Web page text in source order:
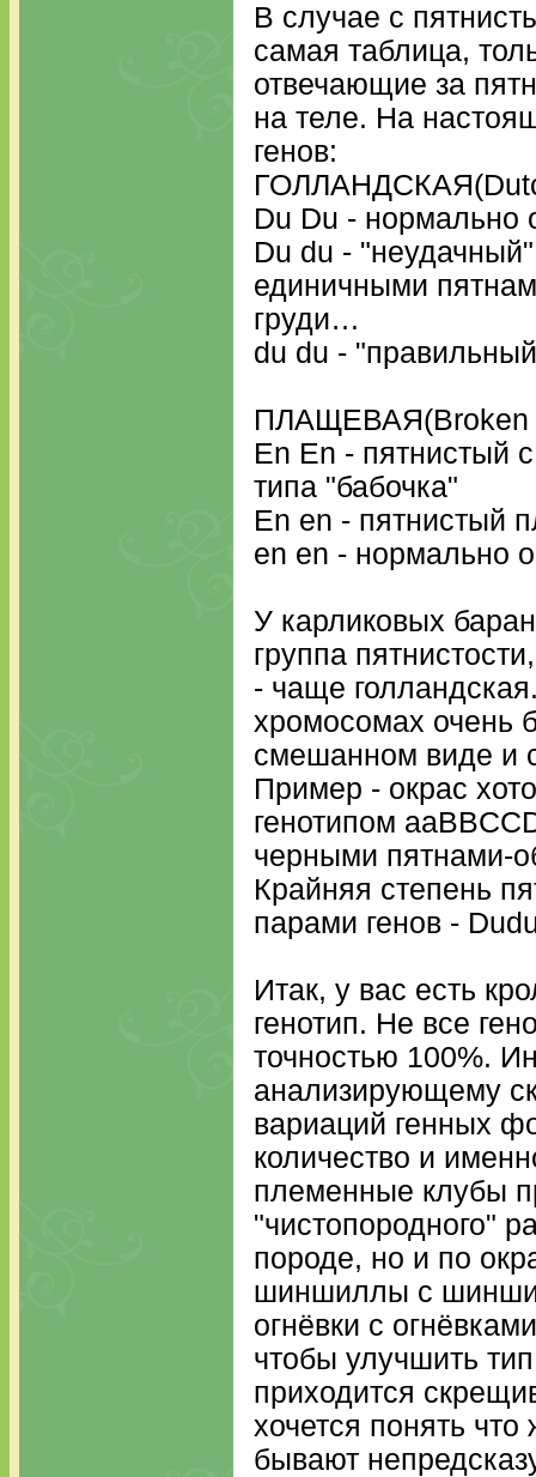
В случае с
самая таблица,
отвечающие за
на теле. На
генов:
Du Du - нормально
Du du -
единичными
груди…
du du -
ПЛАЩЕВАЯ(Broken
En En - пятнистый
типа "бабочка"
En en - пятнистый
en en - нормально
У карликовых
группа
- чаще
хромосомах очень
смешанном виде и
Пример - окрас
генотипом
черными пятнами-
Крайняя степень
парами генов -
Итак, у вас есть
генотип. Не все
точностью 100%.
анализирующему
вариаций генных
количество и
племенные клубы
"чистопородного"
породе, но и по
шиншиллы с
огнёвки с
чтобы улучшить
приходится
хочется понять
бывают